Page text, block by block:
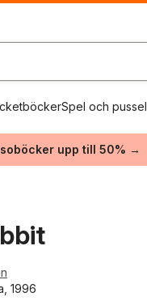
Spel och pussel
upp till 50% →
1996